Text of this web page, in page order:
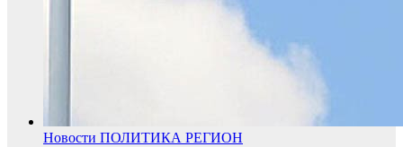
Новости ПОЛИТИКА РЕГИОН